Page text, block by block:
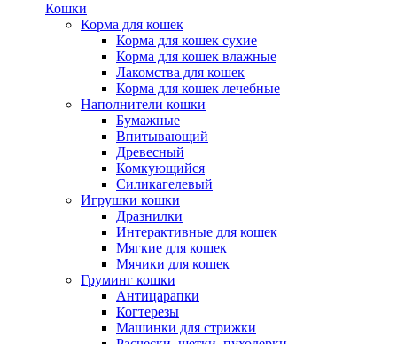
Кошки
Корма для кошек
Корма для кошек сухие
Корма для кошек влажные
Лакомства для кошек
Корма для кошек лечебные
Наполнители кошки
Бумажные
Впитывающий
Древесный
Комкующийся
Силикагелевый
Игрушки кошки
Дразнилки
Интерактивные для кошек
Мягкие для кошек
Мячики для кошек
Груминг кошки
Антицарапки
Когтерезы
Машинки для стрижки